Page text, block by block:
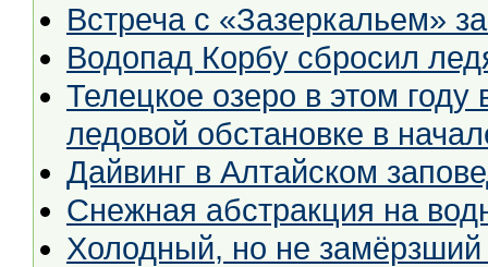
Встреча с «Зазеркальем»
Водопад Корбу сбросил
Телецкое озеро в этом
ледовой обстановке в
Дайвинг в Алтайском
Снежная абстракция на
Холодный, но не замёрзший